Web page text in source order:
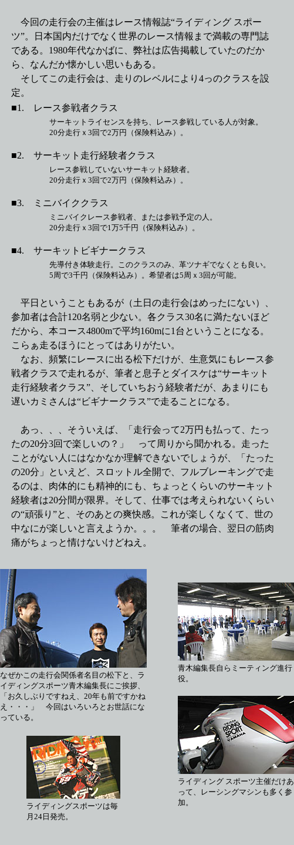
今回の走行会の主催はレース情報誌“ライディング スポー
ツ”。日本国内だけでなく世界のレース情報まで満載の専門誌
である。1980年代なかばに、弊社は広告掲載していたのだか
ら、なんだか懐かしい思いもある。
そしてこの走行会は、走りのレベルにより4っのクラスを設
定。
■1. レース参戦者クラス
サーキットライセンスを持ち、レース参戦している人が対象。
20分走行ｘ3回で2万円（保険料込み）。
■2. サーキット走行経験者クラス
レース参戦していないサーキット経験者。
20分走行ｘ3回で2万円（保険料込み）。
■3. ミニバイククラス
ミニバイクレース参戦者、または参戦予定の人。
20分走行ｘ3回で1万5千円（保険料込み）。
■4. サーキットビギナークラス
先導付き体験走行。このクラスのみ、革ツナギでなくとも良い。
5周で3千円（保険料込み）。希望者は5周ｘ3回が可能。
平日ということもあるが（土日の走行会はめったにない）、
参加者は合計120名弱と少ない。各クラス30名に満たないほど
だから、本コース4800mで平均160mに1台ということになる。
こらぁ走るほうにとってはありがたい。
なお、頻繁にレースに出る松下だけが、生意気にもレース参
戦者クラスで走れるが、筆者と息子とダイスケは“サーキット
走行経験者クラス”、そしていちおう経験者だが、あまりにも
遅いカミさんは“ビギナークラス”で走ることになる。
あっ、、、そういえば、「走行会って2万円も払って、たっ
たの20分3回で楽しいの？」 って周りから聞かれる。走った
ことがない人にはなかなか理解できないでしょうが、「たった
の20分」といえど、スロットル全開で、フルブレーキングで走
るのは、肉体的にも精神的にも、ちょっとくらいのサーキット
経験者は20分間が限界。そして、仕事では考えられないくらい
の“頑張り”と、そのあとの爽快感。これが楽しくなくて、世の
中なにが楽しいと言えようか。。。 筆者の場合、翌日の筋肉
痛がちょっと情けないけどねえ。
なぜかこの走行会関係者名目の松下と、ラ
イディングスポーツ青木編集長にご挨拶、
「お久しぶりですねえ、20年も前ですかね
え・・・」 今回はいろいろとお世話にな
っている。
ライディングスポーツは毎
月24日発売。
青木編集長自らミーティング進行
役。
ライディング スポーツ主催だけあ
って、レーシングマシンも多く参
加。